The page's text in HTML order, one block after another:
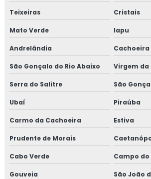
Treinamento em tratamento de não
causas raiz
Teixeiras Cristais
Mato Verde Iapu
Andrelândia Cachoeira
São Gonçalo do Rio Abaixo Virgem da
Serra do Salitre São
Ubaí Piraúba
Carmo da Cachoeira Estiva
Prudente de Morais
Cabo Verde Campo do
Gouveia São João